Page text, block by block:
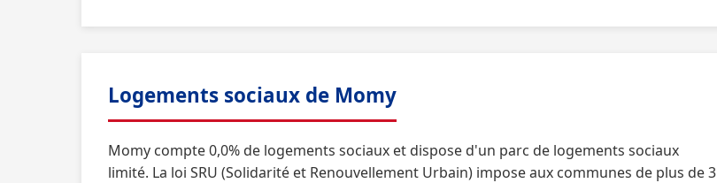
Logements sociaux de Momy
Momy compte 0,0% de logements sociaux et dispose d'un parc de logements sociaux
limité. La loi SRU (Solidarité et Renouvellement Urbain) impose aux communes de plus de 3